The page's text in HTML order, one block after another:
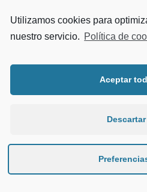
Utilizamos cookies para
nuestro servicio. Política de
Aceptar
Descartar
Política de privacidad – Aviso